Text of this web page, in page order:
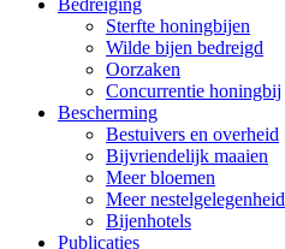
Bedreiging
Sterfte honingbijen
Wilde bijen bedreigd
Oorzaken
Concurrentie honingbij
Bescherming
Bestuivers en overheid
Bijvriendelijk maaien
Meer bloemen
Meer nestelgelegenheid
Bijenhotels
Publicaties